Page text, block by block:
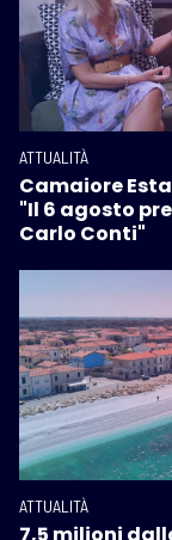
ATTUALITÀ
Camaiore
"Il 6 agosto
Carlo Conti"
ATTUALITÀ